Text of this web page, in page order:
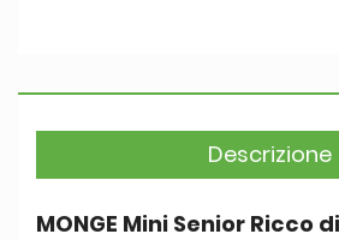
Descrizione
MONGE Mini Senior Ricco